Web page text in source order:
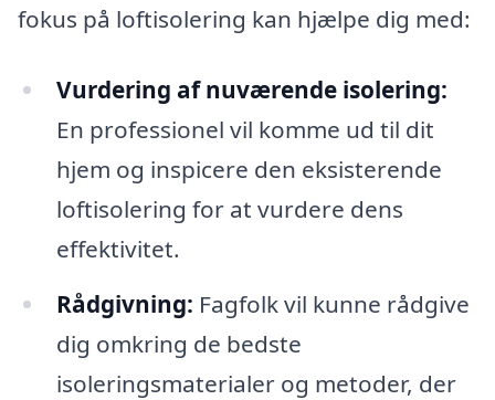
fokus på loftisolering kan hjælpe dig med:
Vurdering af nuværende isolering:
En professionel vil komme ud til dit
hjem og inspicere den eksisterende
loftisolering for at vurdere dens
effektivitet.
Rådgivning: Fagfolk vil kunne rådgive
dig omkring de bedste
isoleringsmaterialer og metoder, der